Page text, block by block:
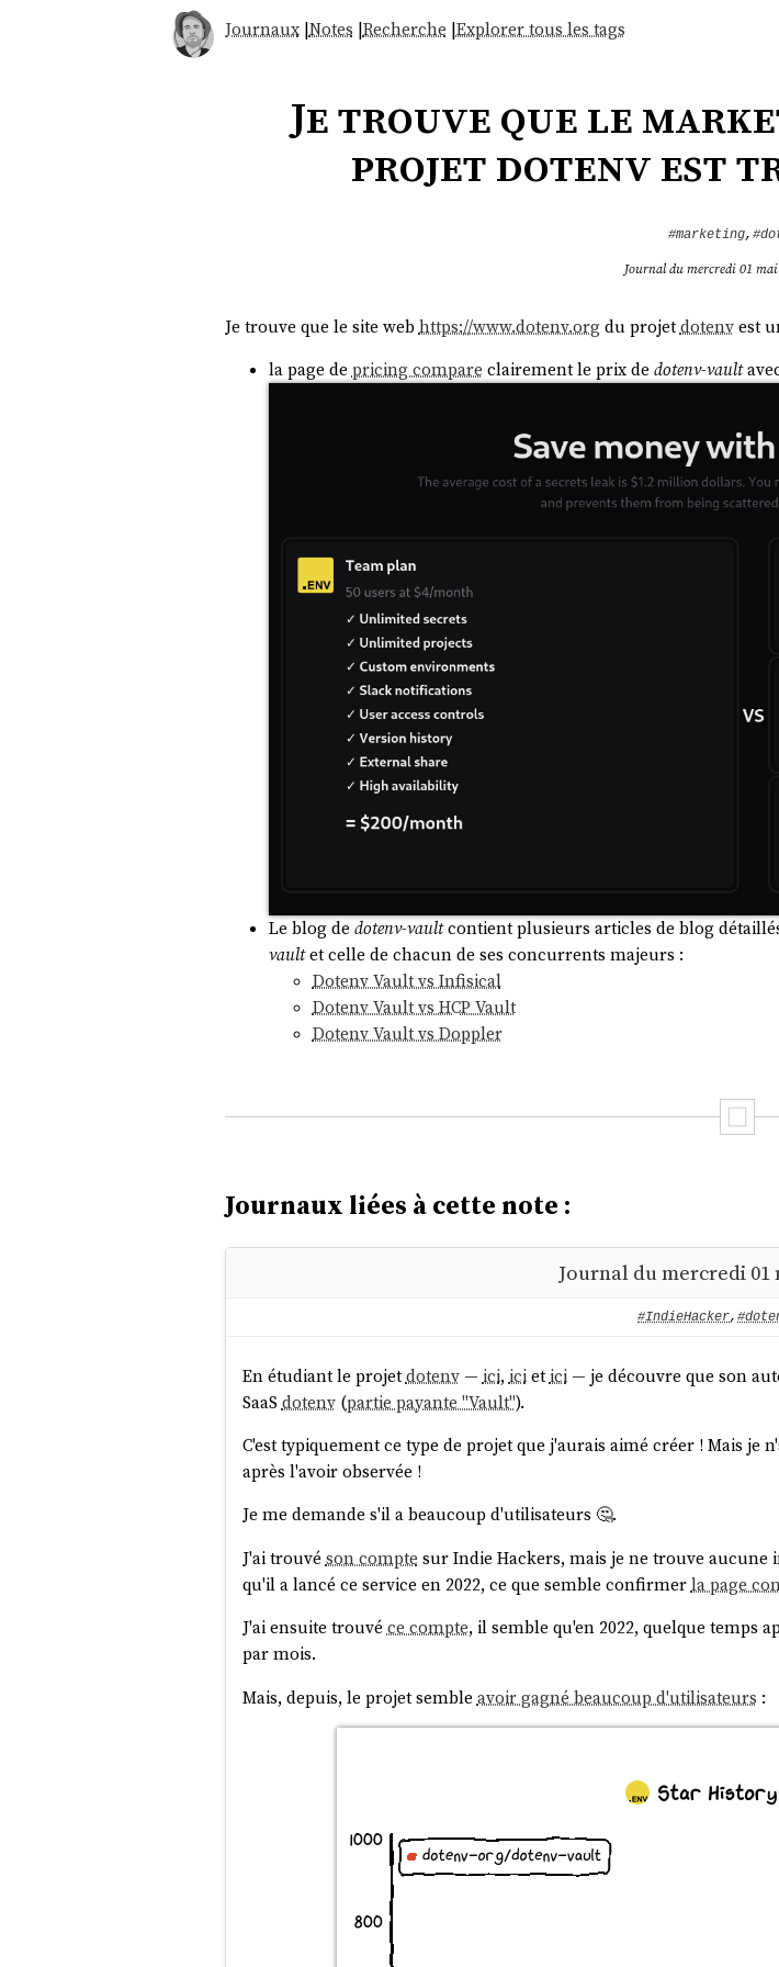
Journaux|Notes |Recherche |Explorer tous les tags
Je trouve que le
projet dotenv est
#marketing,
Journal du mercredi 01
Je trouve que le site webhttps://www.dotenv.orgdu projetdotenvest
la page depricing compare clairement le prix de dotenv-vault
Le blog de dotenv-vaultcontient plusieurs articles de blog
vaultet celle de chacun de ses concurrents majeurs :
Dotenv Vault vs Infisical
Dotenv Vault vs HCP Vault
Dotenv Vault vs Doppler
Journaux liées à cette note :
Journal du mercredi 01
#IndieHacker,
En étudiant le projetdotenv— ici, icietici— je découvre que son
SaaS dotenv(partie payante "Vault").
C'est typiquement ce type de projet que j'aurais aimé créer ! Mais je
après l'avoir observée !
Je me demande s'il a beaucoup d'utilisateurs 🤔.
J'ai trouvé son compte sur Indie Hackers, mais je ne trouve
qu'il a lancé ce service en 2022, ce que semble confirmerla page
J'ai ensuite trouvéce compte, il semble qu'en 2022, quelque temps
par mois.
Mais, depuis, le projet semble avoir gagné beaucoup d'utilisateurs :